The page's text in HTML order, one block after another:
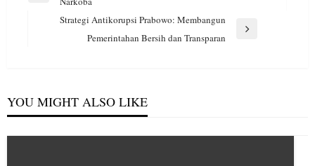
Strategi Antikorupsi Prabowo: Membangun
Pemerintahan Bersih dan Transparan
YOU MIGHT ALSO LIKE